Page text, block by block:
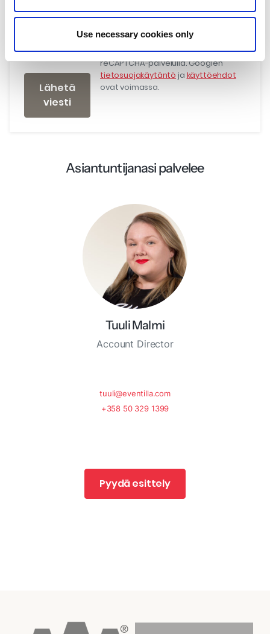
Use necessary cookies only
Lähetä
viesti
Tämä sivusto on suojattu
reCAPTCHA-palvelulla. Googlen
tietosuojakäytäntö ja käyttöehdot
ovat voimassa.
Asiantuntijanasi palvelee
Tuuli Malmi
Account Director
tuuli@eventilla.com
+358 50 329 1399
Pyydä esittely